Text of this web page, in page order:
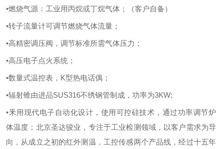
•燃烧气源：工业用丙烷或丁烷气体；（客户自备）
•转子流量计可调节燃烧气体流量；
•高精密调压阀，调节标准所需气体压力；
•高压电子点火系统；
•数量式温控表，K型热电话偶；
•辐射锥由进品SUS316不绣钢管制成，功率为3KW;
•釆用现代电子自动化设计，使用可控硅技术，通过功率调节炉
体温度； 北京圣达骏业，专注于工业检测领域，以客户需求为导
向，从成立之初的红外测温，工控传感两个产品线，经过十五年